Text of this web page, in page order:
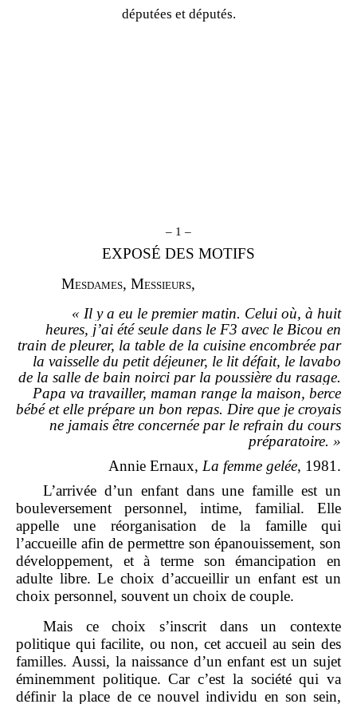
députées et députés.
– 1 –
EXPOSÉ DES MOTIFS
Mesdames, Messieurs,
« Il y a eu le premier matin. Celui où, à huit
heures, j’ai été seule dans le F3 avec le Bicou en
train de pleurer, la table de la cuisine encombrée par
la vaisselle du petit déjeuner, le lit défait, le lavabo
de la salle de bain noirci par la poussière du rasage.
Papa va travailler, maman range la maison, berce
bébé et elle prépare un bon repas. Dire que je croyais
ne jamais être concernée par le refrain du cours
préparatoire. »
Annie Ernaux, La femme gelée, 1981.
L’arrivée d’un enfant dans une famille est un
bouleversement personnel, intime, familial. Elle
appelle une réorganisation de la famille qui
l’accueille afin de permettre son épanouissement, son
développement, et à terme son émancipation en
adulte libre. Le choix d’accueillir un enfant est un
choix personnel, souvent un choix de couple.
Mais ce choix s’inscrit dans un contexte
politique qui facilite, ou non, cet accueil au sein des
familles. Aussi, la naissance d’un enfant est un sujet
éminemment politique. Car c’est la société qui va
définir la place de ce nouvel individu en son sein,